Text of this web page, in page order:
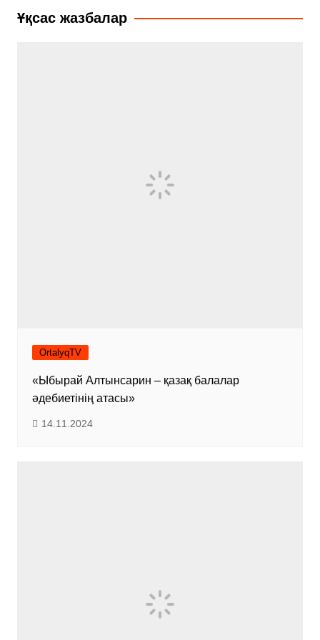
записям
Ұқсас жазбалар
OrtalyqTV
«Ыбырай Алтынсарин – қазақ балалар
әдебиетінің атасы»
14.11.2024